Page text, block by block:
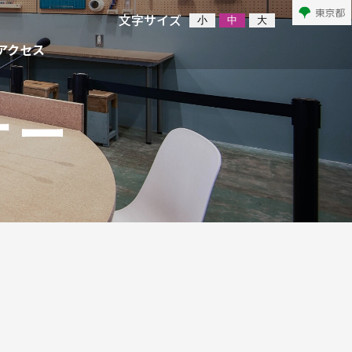
文字サイズ 小 中 大
クセス
ー